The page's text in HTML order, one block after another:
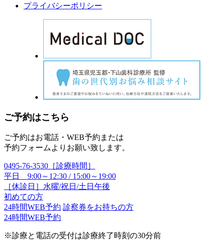
プライバシーポリシー
ご予約はこちら
ご予約はお電話・WEB予約または
予約フォームよりお願い致します。
0495-76-3530 ［診療時間］
平日 9:00～12:30 / 15:00～19:00
［休診日］水曜/祝日/土日午後
初めての方
24時間WEB予約 診察券をお持ちの方
24時間WEB予約
※診療と電話の受付は診療終了時刻の30分前